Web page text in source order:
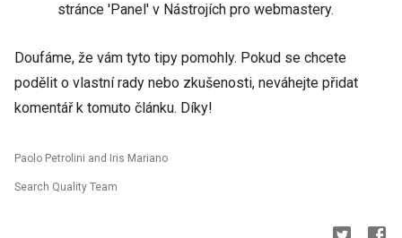
stránce 'Panel' v Nástrojích pro webmastery.
Doufáme, že vám tyto tipy pomohly. Pokud se chcete
podělit o vlastní rady nebo zkušenosti, neváhejte přidat
komentář k tomuto článku. Díky!
Paolo Petrolini and Iris Mariano
Search Quality Team